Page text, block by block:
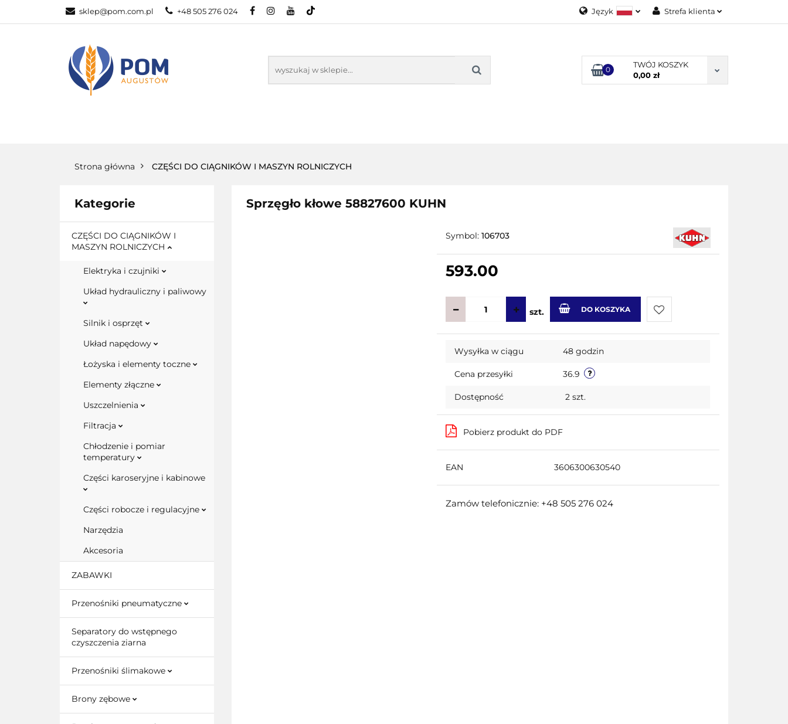
sklep@pom.com.pl +48 505 276 024 Język
English
Strefa klienta
Załóż konto
Dodaj zgłoszenie
0
TWÓJ KOSZYK
0,00 zł
Strona główna CZĘŚCI DO CIĄGNIKÓW I MASZYN ROLNICZYCH
Kategorie
CZĘŚCI DO CIĄGNIKÓW I
MASZYN ROLNICZYCH
Elektryka i czujniki
Układ hydrauliczny i paliwowy
Silnik i osprzęt
Układ napędowy
Łożyska i elementy toczne
Elementy złączne
Uszczelnienia
Filtracja
Chłodzenie i pomiar
temperatury
Części karoseryjne i kabinowe
Części robocze i regulacyjne
Narzędzia
Akcesoria
ZABAWKI
Przenośniki pneumatyczne
Separatory do wstępnego
czyszczenia ziarna
Przenośniki ślimakowe
Brony zębowe
Sprzęgło kłowe 58827600 KUHN
Symbol:106703
593.00
szt. DO KOSZYKA
Do
Wysyłka w ciągu 48 godzin
Cena przesyłki 36.9
Dostępność 2 szt.
Pobierz produkt do PDF
EAN 3606300630540
Zamów telefonicznie: +48 505 276 024